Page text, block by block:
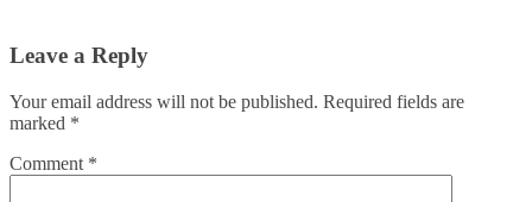
Leave a Reply
Your email address will not be published. Required fields are
marked *
Comment *